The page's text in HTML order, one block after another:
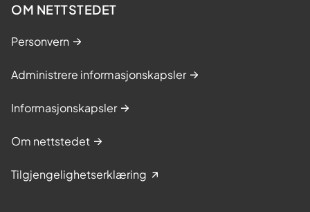
OM NETTSTEDET
Personvern
Administrere informasjonskapsler
Informasjonskapsler
Om nettstedet
Tilgjengelighetserklæring